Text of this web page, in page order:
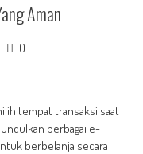
Aman
0
tempat transaksi saat
berbagai e-
berbelanja secara